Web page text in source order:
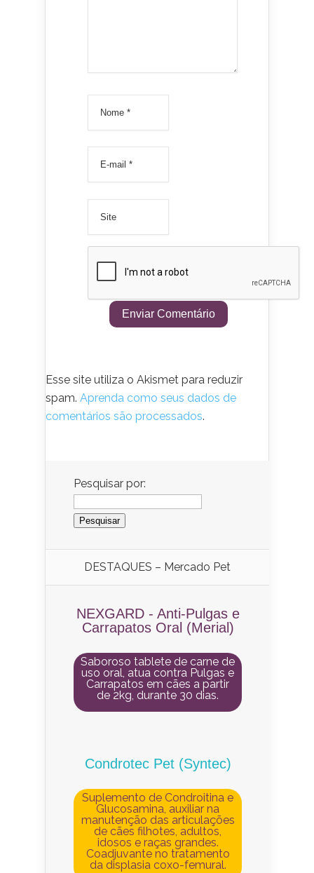
Esse site utiliza o Akismet para reduzir
spam. Aprenda como seus dados de
comentários são processados.
Pesquisar por:
DESTAQUES – Mercado Pet
NEXGARD - Anti-Pulgas e
Carrapatos Oral (Merial)
Saboroso tablete de carne de
uso oral, atua contra Pulgas e
Carrapatos em cães a partir
de 2kg, durante 30 dias.
Condrotec Pet (Syntec)
Suplemento de Condroitina e
Glucosamina, auxiliar na
manutenção das articulações
de cães filhotes, adultos,
idosos e raças grandes.
Coadjuvante no tratamento
da displasia coxo-femural.